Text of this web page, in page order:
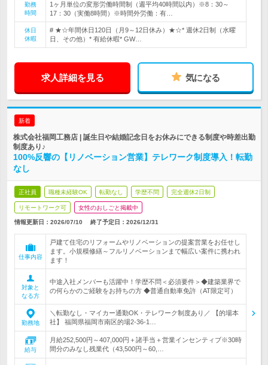
勤務
時間
1ヶ月単位の変形労働時間制（週平均40時間以内）※8：30～
17：30（実働8時間）※時間外労働：有…
休日
休暇
# ★☆年間休日120日（月9～12日休み）★☆* 週休2日制（水曜
日、その他）* 有給休暇* GW…
求人詳細を見る 気になる
新着
株式会社福岡工務店 | 誕生日や結婚記念日をお休みにできる制度や時差出勤
制度あり♪
100%反響の【リノベーション営業】テレワーク制度導入！転勤
なし
正社員 職種未経験OK 転勤なし 学歴不問 完全週休2日制
リモートワーク可 女性のおしごと掲載中
情報更新日：2026/07/10 終了予定日： 2026/12/31
仕事内容
戸建て住宅のリフォームやリノベーションの提案営業をお任せし
ます。小規模修繕～フルリノベーションまで幅広い案件に携われ
ます！
対象と
なる方
中途入社メンバーも活躍中！学歴不問＜必須要件＞◆建築業界で
の何らかのご経験をお持ちの方 ◆普通自動車免許（AT限定可）
勤務地
＼転勤なし・マイカー通勤OK・テレワーク制度あり／ 【的場本
社】 福岡県福岡市南区的場2-36-1…
給与
月給252,500円～407,000円＋諸手当＋営業インセンティブ※30時
間分のみなし残業代（43,500円～60,…